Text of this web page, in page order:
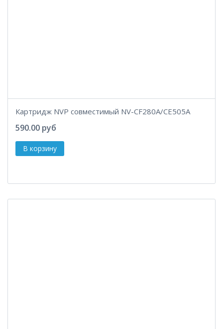
Картридж NVP совместимый NV-CF280A/CE505A
590.00 руб